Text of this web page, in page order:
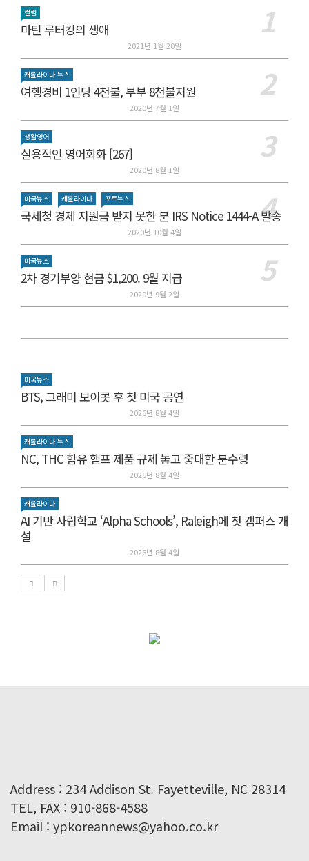
컬럼
마틴 루터킹의 생애
2021년 1월 20일
캐롤라이나 뉴스
여행경비 1인당 4천불, 부부 8천불지원
2020년 7월 1일
생활영어
실용적인 영어회화 [267]
2020년 8월 1일
미국뉴스 캐롤라이나 포토뉴스
국세청 경제 지원금 받지 못한 분 IRS Notice 1444-A 발송
2020년 10월 4일
미국뉴스
2차 경기부양 현금 $1,200. 9월 지급
2020년 9월 2일
미국뉴스
BTS, 그래미 보이콧 후 첫 미국 공연
2026년 8월 4일
캐롤라이나 뉴스
NC, THC 함유 햄프 제품 규제 놓고 중대한 분수령
2026년 8월 4일
캐롤라이나
AI 기반 사립학교 ‘Alpha Schools’, Raleigh에 첫 캠퍼스 개
설
2026년 8월 4일
Address : 234 Addison St. Fayetteville, NC 28314
TEL, FAX : 910-868-4588
Email : ypkoreannews@yahoo.co.kr